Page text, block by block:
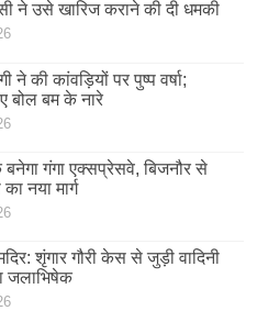
ने उसे खारिज कराने की दी धमकी
ने की कांवड़ियों पर पुष्प वर्षा;
बोल बम के नारे
बनेगा गंगा एक्सप्रेसवे, बिजनौर से
नया मार्ग
शृंगार गौरी केस से जुड़ी वादिनी
जलाभिषेक